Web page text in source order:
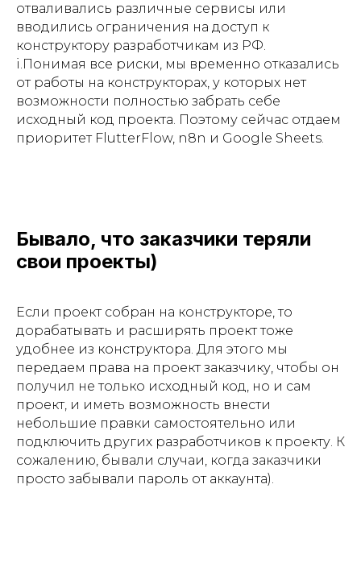
отваливались различные сервисы или
вводились ограничения на доступ к
конструктору разработчикам из РФ.
i.Понимая все риски, мы временно отказались
от работы на конструкторах, у которых нет
возможности полностью забрать себе
исходный код проекта. Поэтому сейчас отдаем
приоритет FlutterFlow, n8n и Google Sheets.
Бывало, что заказчики теряли
свои проекты)
Если проект собран на конструкторе, то
дорабатывать и расширять проект тоже
удобнее из конструктора. Для этого мы
передаем права на проект заказчику, чтобы он
получил не только исходный код, но и сам
проект, и иметь возможность внести
небольшие правки самостоятельно или
подключить других разработчиков к проекту. К
сожалению, бывали случаи, когда заказчики
просто забывали пароль от аккаунта).